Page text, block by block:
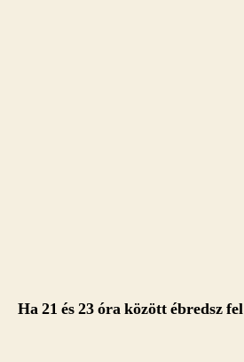
Ha 21 és 23 óra között ébredsz fel